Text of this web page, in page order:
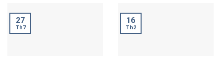
27
Th7
16
Th2